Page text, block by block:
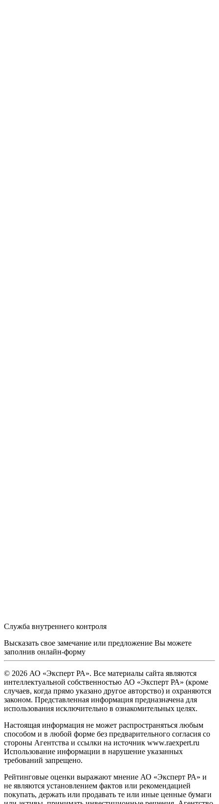
Служба внутреннего контроля
Высказать свое замечание или предложение Вы можете
заполнив онлайн-форму
© 2026 АО «Эксперт РА». Все материалы сайта являются
интеллектуальной собственностью АО «Эксперт РА» (кроме
случаев, когда прямо указано другое авторство) и охраняются
законом. Представленная информация предназначена для
использования исключительно в ознакомительных целях.
Настоящая информация не может распространяться любым
способом и в любой форме без предварительного согласия со
стороны Агентства и ссылки на источник www.raexpert.ru
Использование информации в нарушение указанных
требований запрещено.
Рейтинговые оценки выражают мнение АО «Эксперт РА» и
не являются установлением фактов или рекомендацией
покупать, держать или продавать те или иные ценные бумаги